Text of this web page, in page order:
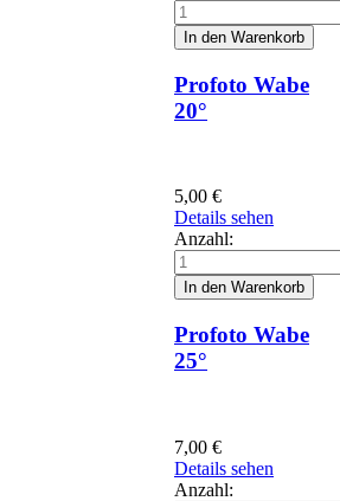
Profoto Wabe
20°
5,00 €
Details sehen
Anzahl:
Profoto Wabe
25°
7,00 €
Details sehen
Anzahl: